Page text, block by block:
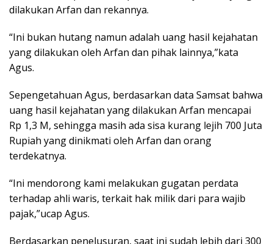
dilakukan Arfan dan rekannya.
“Ini bukan hutang namun adalah uang hasil kejahatan
yang dilakukan oleh Arfan dan pihak lainnya,”kata
Agus.
Sepengetahuan Agus, berdasarkan data Samsat bahwa
uang hasil kejahatan yang dilakukan Arfan mencapai
Rp 1,3 M, sehingga masih ada sisa kurang lejih 700 Juta
Rupiah yang dinikmati oleh Arfan dan orang
terdekatnya.
“Ini mendorong kami melakukan gugatan perdata
terhadap ahli waris, terkait hak milik dari para wajib
pajak,”ucap Agus.
Berdasarkan penelusuran, saat ini sudah lebih dari 300